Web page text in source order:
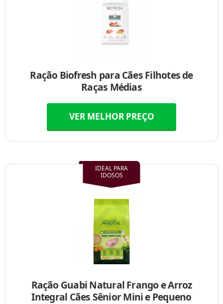
Ração Biofresh para Cães Filhotes de
Raças Médias
VER MELHOR PREÇO
IDEAL PARA
IDOSOS
Ração Guabi Natural Frango e Arroz
Integral Cães Sênior Mini e Pequeno